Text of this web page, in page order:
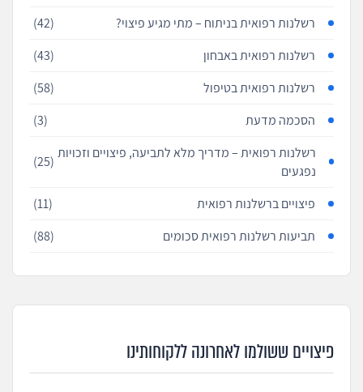
רשלנות רפואית בניתוח – מתי מגיע פיצוי?
(42)
רשלנות רפואית באבחון
(43)
רשלנות רפואית בטיפול
(58)
הסכמה מדעת
(3)
רשלנות רפואית – מדריך מלא לתביעה, פיצויים וזכויות
נפגעים
(25)
פיצויים ברשלנות רפואית
(11)
תביעות רשלנות רפואית סכומים
(88)
פיצויים ששולמו לאחרונה ללקוחותינו